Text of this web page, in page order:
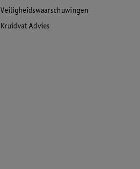
Veiligheidswaarschuwingen
Kruidvat Advies